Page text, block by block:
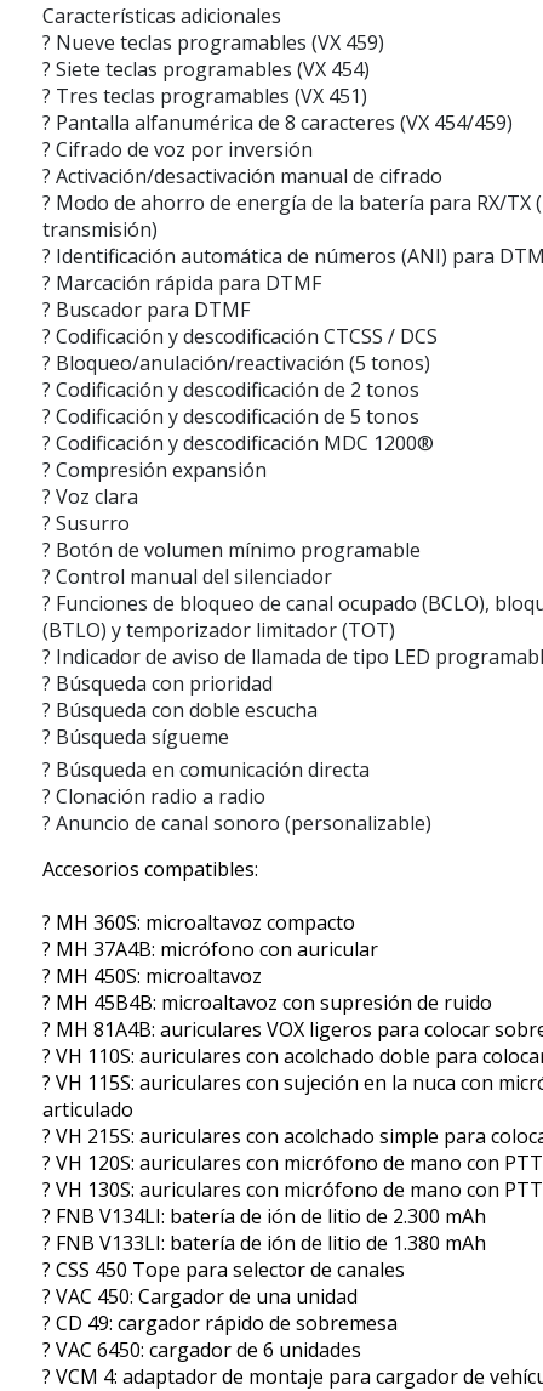
Características adicionales
? Nueve teclas programables (VX 459)
? Siete teclas programables (VX 454)
? Tres teclas programables (VX 451)
? Pantalla alfanumérica de 8 caracteres (VX 454/459)
? Cifrado de voz por inversión
? Activación/desactivación manual de cifrado
? Modo de ahorro de energía de la batería para RX/TX
transmisión)
? Identificación automática de números (ANI) para
? Marcación rápida para DTMF
? Buscador para DTMF
? Codificación y descodificación CTCSS / DCS
? Bloqueo/anulación/reactivación (5 tonos)
? Codificación y descodificación de 2 tonos
? Codificación y descodificación de 5 tonos
? Codificación y descodificación MDC 1200®
? Compresión expansión
? Voz clara
? Susurro
? Botón de volumen mínimo programable
? Control manual del silenciador
? Funciones de bloqueo de canal ocupado (BCLO),
(BTLO) y temporizador limitador (TOT)
? Indicador de aviso de llamada de tipo LED
? Búsqueda con prioridad
? Búsqueda con doble escucha
? Búsqueda sígueme
? Búsqueda en comunicación directa
? Clonación radio a radio
? Anuncio de canal sonoro (personalizable)
Accesorios compatibles:
? MH 360S: microaltavoz compacto
? MH 37A4B: micrófono con auricular
? MH 450S: microaltavoz
? MH 45B4B: microaltavoz con supresión de ruido
? MH 81A4B: auriculares VOX ligeros para colocar
? VH 110S: auriculares con acolchado doble para
? VH 115S: auriculares con sujeción en la nuca con
articulado
? VH 215S: auriculares con acolchado simple para
? VH 120S: auriculares con micrófono de mano con PTT
? VH 130S: auriculares con micrófono de mano con PTT
? FNB V134LI: batería de ión de litio de 2.300 mAh
? FNB V133LI: batería de ión de litio de 1.380 mAh
? CSS 450 Tope para selector de canales
? VAC 450: Cargador de una unidad
? CD 49: cargador rápido de sobremesa
? VAC 6450: cargador de 6 unidades
? VCM 4: adaptador de montaje para cargador de